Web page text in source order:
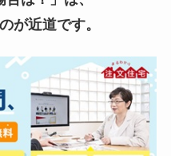
が近道です。